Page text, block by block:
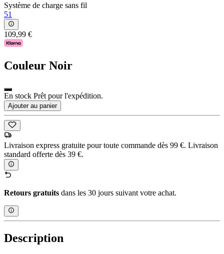
Système de charge sans fil
51
109,99 €
Couleur Noir
En stock Prêt pour l'expédition.
Ajouter au panier
Livraison express gratuite pour toute commande dès 99 €. Livraison
standard offerte dès 39 €.
Retours gratuits dans les 30 jours suivant votre achat.
Description